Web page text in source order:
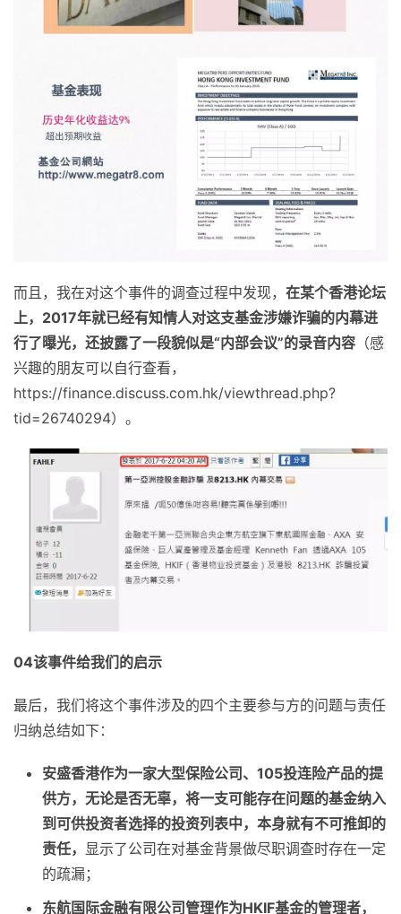
而且，我在对这个事件的调查过程中发现， 在某个香港论坛
上，2017年就已经有知情人对这支基金涉嫌诈骗的内幕进
行了曝光，还披露了一段貌似是“内部会议”的录音内容 （感
兴趣的朋友可以自行查看，
https://finance.discuss.com.hk/viewthread.php?
tid=26740294）。
04该事件给我们的启示
最后，我们将这个事件涉及的四个主要参与方的问题与责任
归纳总结如下：
安盛香港作为一家大型保险公司、105投连险产品的提
供方，无论是否无辜，将一支可能存在问题的基金纳入
到可供投资者选择的投资列表中，本身就有不可推卸的
责任， 显示了公司在对基金背景做尽职调查时存在一定
的疏漏；
东航国际金融有限公司管理作为HKIF基金的管理者，